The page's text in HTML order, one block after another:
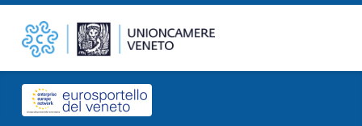
Il treno diretto Venezia-Roma è stato unilateralmente soppresso – Unioncamere del Veneto Unioncamere del Veneto
Header info sidebar